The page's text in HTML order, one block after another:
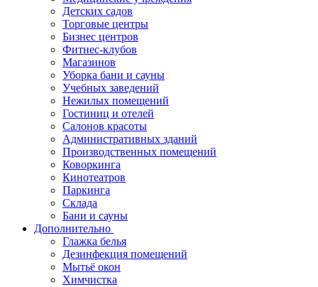
Детских садов
Торговые центры
Бизнес центров
Фитнес-клубов
Магазинов
Уборка бани и сауны
Учебных заведений
Нежилых помещений
Гостиниц и отелей
Салонов красоты
Административных зданий
Производственных помещений
Коворкинга
Кинотеатров
Паркинга
Склада
Бани и сауны
Дополнительно
Глажка белья
Дезинфекция помещений
Мытьё окон
Химчистка